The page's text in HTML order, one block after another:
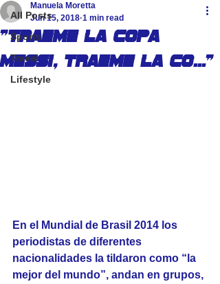
All Posts
Sports
Travel
Lifestyle
"Traeme la copa
Messi, traeme la co..."
Manuela Moretta
Jun 15, 2018 1 min read
En el Mundial de Brasil 2014 los
periodistas de diferentes
nacionalidades la tildaron como “la
mejor del mundo”, andan en grupos,